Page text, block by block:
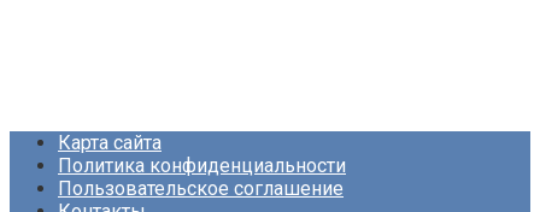
Карта сайта
Политика конфиденциальности
Пользовательское соглашение